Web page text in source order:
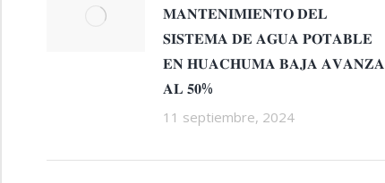
𝐌𝐀𝐍𝐓𝐄𝐍𝐈𝐌𝐈𝐄𝐍𝐓𝐎 𝐃𝐄𝐋
𝐒𝐈𝐒𝐓𝐄𝐌𝐀 𝐃𝐄 𝐀𝐆𝐔𝐀 𝐏𝐎𝐓𝐀𝐁𝐋𝐄
𝐄𝐍 𝐇𝐔𝐀𝐂𝐇𝐔𝐌𝐀 𝐁𝐀𝐉𝐀 𝐀𝐕𝐀𝐍𝐙𝐀
𝐀𝐋 𝟓𝟎%
11 septiembre, 2024